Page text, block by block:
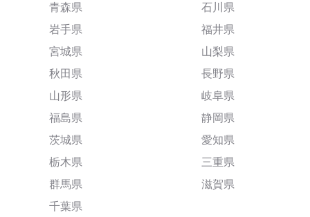
青森県
岩手県
宮城県
秋田県
山形県
福島県
茨城県
栃木県
群馬県
千葉県
石川県
福井県
山梨県
長野県
岐阜県
静岡県
愛知県
三重県
滋賀県